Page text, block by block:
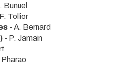
Bunuel
Tellier
- A. Bernard
- P. Jamain
Pharao